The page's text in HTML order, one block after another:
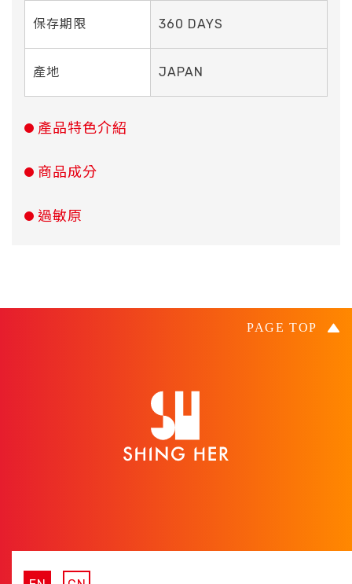
保存期限 360 DAYS
產地 JAPAN
產品特色介紹
商品成分
過敏原